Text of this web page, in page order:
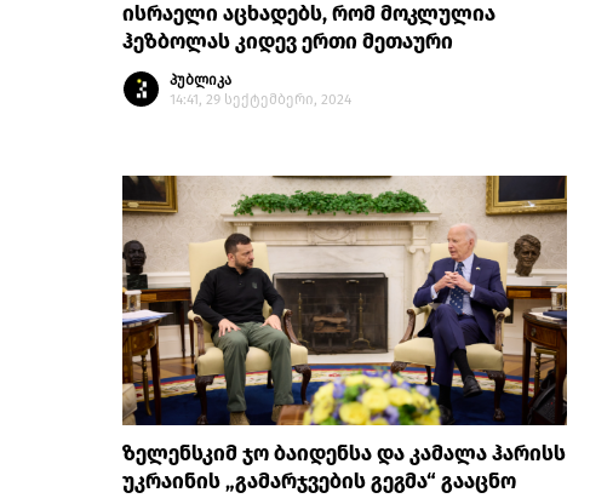
ისრაელი აცხადებს, რომ მოკლულია
ჰეზბოლას კიდევ ერთი მეთაური
პუბლიკა
14:41, 29 სექტემბერი, 2024
ზელენსკიმ ჯო ბაიდენსა და კამალა ჰარისს
უკრაინის „გამარჯვების გეგმა“ გააცნო